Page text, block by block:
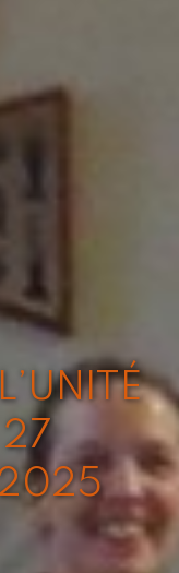
2025